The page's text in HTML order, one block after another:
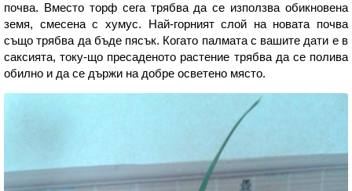
почва. Вместо торф сега трябва да се използва обикновена
земя, смесена с хумус. Най-горният слой на новата почва
също трябва да бъде пясък. Когато палмата с вашите дати е в
саксията, току-що пресаденото растение трябва да се полива
обилно и да се държи на добре осветено място.